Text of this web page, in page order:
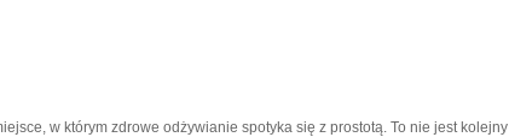
w którym zdrowe odżywianie spotyka się z prostotą. To nie jest kolejny